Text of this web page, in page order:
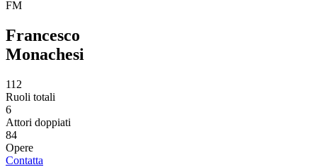
FM
Francesco
Monachesi
112
Ruoli totali
6
Attori doppiati
84
Opere
Contatta